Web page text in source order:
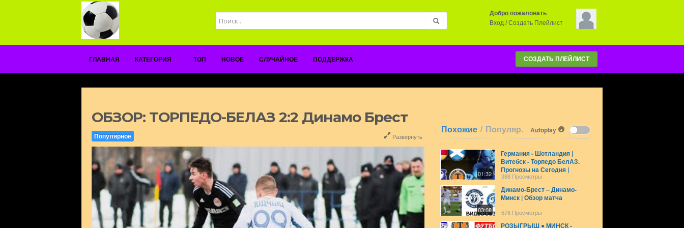
Добро пожаловать
Вход/Создать Плейлист
ГЛАВНАЯ КАТЕГОРИЯ ТОП НОВОЕ СЛУЧАЙНОЕ ПОДДЕРЖКА СОЗДАТЬ ПЛЕЙЛИСТ
ОБЗОР: ТОРПЕДО-БЕЛАЗ 2:2 Динамо Брест
Популярное Развернуть
Autoplay
Похожие / Популяр.
01:32
Германия - Шотландия |
Витебск - Торпедо БелАЗ.
Прогнозы на Сегодня |
Футбол
388 Просмотры
03:08
Динамо-Брест – Динамо-
Минск | Обзор матча
676 Просмотры
РОЗЫГРЫШ ● МИНСК -